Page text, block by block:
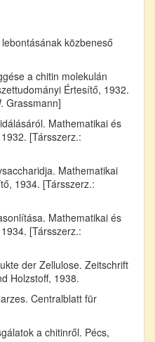
közbeneső
a chitin molekulán
Értesítő, 1932.
Grassmann]
Mathematikai és
[Társszerz.:
Mathematikai
1934. [Társszerz.:
Mathematikai és
[Társszerz.:
der Zellulose. Zeitschrift
Holzstoff, 1938.
Centralblatt für
a chitinről. Pécs,